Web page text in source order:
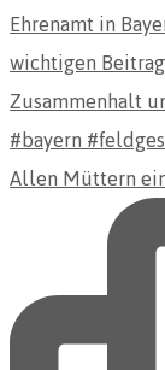
Allen Müttern